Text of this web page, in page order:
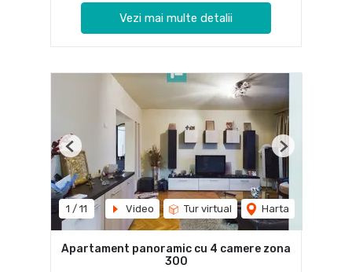
Vezi mai multe detalii
1 / 11 Video Tur virtual Harta
Previous Next
Apartament panoramic cu 4 camere zona
300